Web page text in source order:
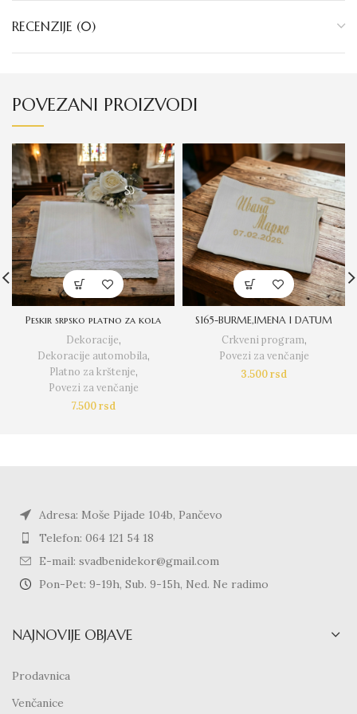
RECENZIJE (0)
POVEZANI PROIZVODI
Peskir srpsko platno za kola
Dekoracije,
Dekoracije automobila,
Platno za krštenje,
Povezi za venčanje
7.500rsd
S165-BURME,IMENA I DATUM
Crkveni program,
Povezi za venčanje
3.500rsd
Adresa: Moše Pijade 104b, Pančevo
Telefon: 064 121 54 18
E-mail: svadbenidekor@gmail.com
Pon-Pet: 9-19h, Sub. 9-15h, Ned. Ne radimo
NAJNOVIJE OBJAVE
Prodavnica
Venčanice